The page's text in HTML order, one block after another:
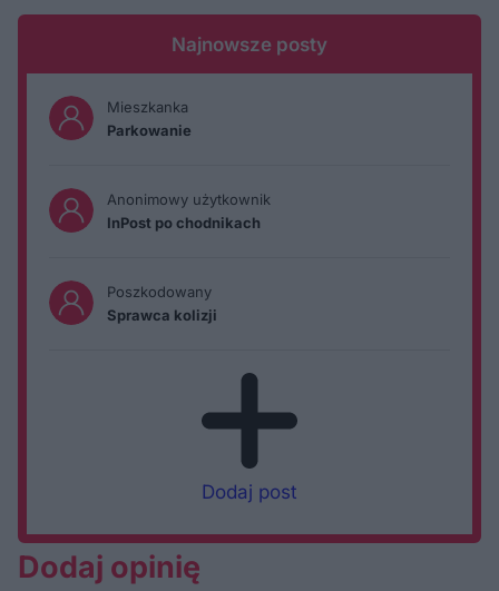
Najnowsze posty
Mieszkanka
Parkowanie
Anonimowy użytkownik
InPost po chodnikach
Poszkodowany
Sprawca kolizji
Dodaj post
Dodaj opinię